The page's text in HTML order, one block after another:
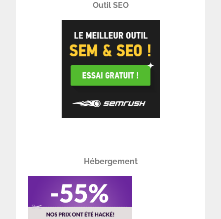
Outil SEO
Hébergement